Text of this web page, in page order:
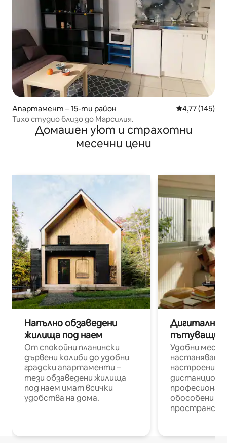
Апартамент – 15-ти район Средна
4,77 (145)
Тихо студио близо до Марсилия.
Домашен уют и страхотни
месечни цени
Напълно обзаведени
жилища под наем
От спокойни планински
дървени колиби до удобни
градски апартаменти –
тези обзаведени жилища
под наем имат всички
удобства на дома.
Дигитални
пътуващи
Удобни
настаняване
настроени и
обособени